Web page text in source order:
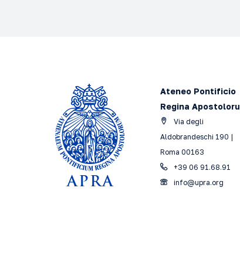
Ateneo Pontificio
Regina
Via degli
Aldobrandeschi 190 |
Roma 00163
+39 06 91.68.91
info@upra.org